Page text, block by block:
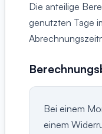
Die anteilige
genutzten Tage
Bei einem
einem